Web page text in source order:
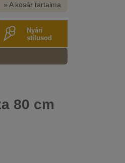
» A kosár tartalma
Nyári
stílusod
80 cm